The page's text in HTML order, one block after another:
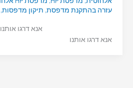
עזרה בהתקנת מדפסת, תיקון מדפסות,
אנא דרגו אותנו
אנא דרגו אותנו